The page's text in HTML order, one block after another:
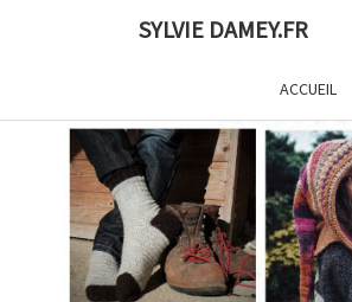
SYLVIE DAMEY.FR
ACCUEIL